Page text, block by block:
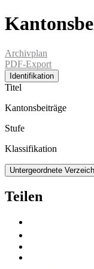
Archivplan
PDF-Export
Identifikation
Titel
Kantonsbeiträge
Stufe
Klassifikation
Untergeordnete
Teilen